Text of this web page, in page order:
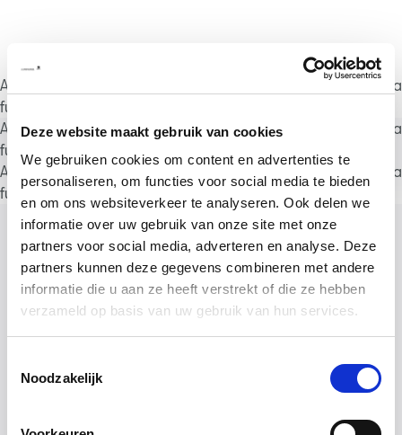
Deze website maakt gebruik van cookies
We gebruiken cookies om content en advertenties te
personaliseren, om functies voor social media te bieden
en om ons websiteverkeer te analyseren. Ook delen we
informatie over uw gebruik van onze site met onze
partners voor social media, adverteren en analyse. Deze
partners kunnen deze gegevens combineren met andere
informatie die u aan ze heeft verstrekt of die ze hebben
verzameld op basis van uw gebruik van hun services.
Noodzakelijk
A rendering error occurred:
a.substring(...).replaceAll is not a
function
A rendering error occurred:a.substring(...).replaceAll is not a
function
A rendering error occurred:
a.substring(...).replaceAll is not a
function